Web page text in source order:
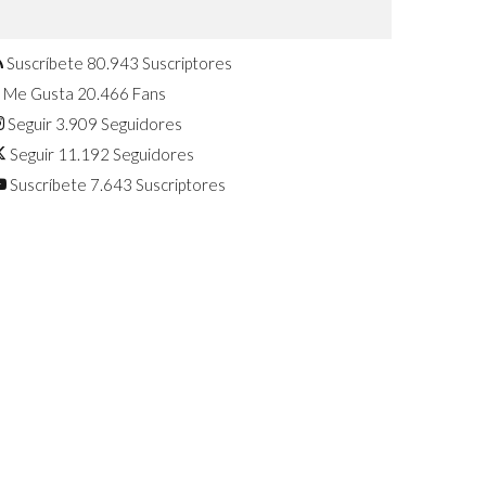
agosto
Suscríbete 80.943 Suscriptores
Me Gusta 20.466 Fans
Seguir 3.909 Seguidores
Seguir 11.192 Seguidores
Suscríbete 7.643 Suscriptores